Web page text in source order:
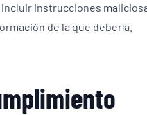
instrucciones
de la que debería.